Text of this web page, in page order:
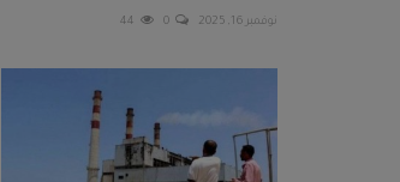
نوفمبر 16, 2025 0
44